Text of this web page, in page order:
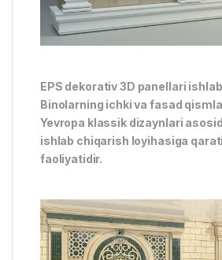
EPS dekorativ 3D panellari
Binolarning ichki va fasad
Yevropa klassik dizaynlari
ishlab chiqarish loyihasiga
faoliyatidir.